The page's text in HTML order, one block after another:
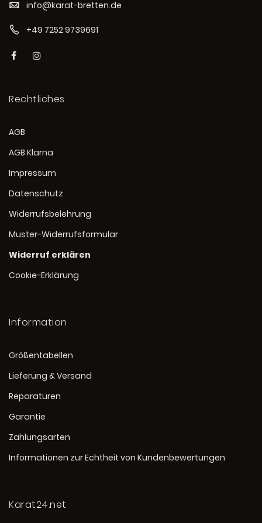
info@karat-bretten.de
+49 7252 9739691
Rechtliches
AGB
AGB Klarna
Impressum
Datenschutz
Widerrufsbelehrung
Muster-Widerrufsformular
Widerruf erklären
Cookie-Erklärung
Information
Größentabellen
Lieferung & Versand
Reparaturen
Garantie
Zahlungsarten
Informationen zur Echtheit von Kundenbewertungen
Karat24.net